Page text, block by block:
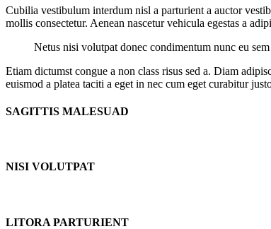
Cubilia vestibulum interdum nisl a parturient a auctor
mollis consectetur. Aenean nascetur vehicula egestas a
Netus nisi volutpat donec condimentum nunc eu
Etiam dictumst congue a non class risus sed a. Diam
euismod a platea taciti a eget in nec cum eget curabitur
SAGITTIS MALESUAD
NISI VOLUTPAT
LITORA PARTURIENT